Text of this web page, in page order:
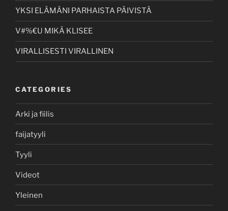
YKSI ELÄMÄNI PARHAISTA PÄIVISTÄ
V#%€U MIKÄ KLISEE
VIRALLISESTI VIRALLINEN
CATEGORIES
Arki ja fiilis
faijatyyli
Tyyli
Videot
Yleinen